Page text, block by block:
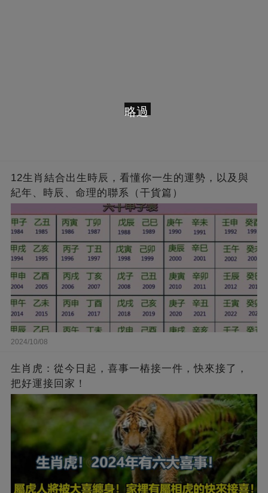
12生肖結合出生時辰，看懂你一生的運勢，以及與
紀年、時辰、命理的聯系（干貨篇）
2024/10/08
生肖虎：從今日起，喜事一樁接一件，快來接了，
把好運接回家！
略過